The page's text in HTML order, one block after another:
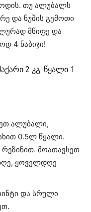
თუ ალუბალს
და ნუშის გემოთი
მწიფე და
4 ნაბიჯი!
2 კგ. წყალი 1
ალუბალი,
0.5ლ წყალი.
მოათავსეთ
ყოველდღე
და სრული